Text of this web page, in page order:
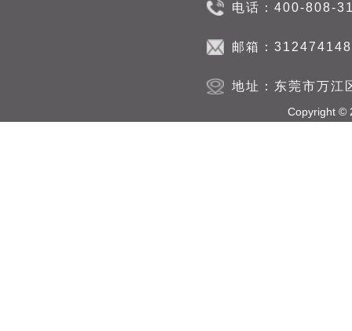
电话：400-808-
邮箱：
地址：东莞市万江
Copyright ©